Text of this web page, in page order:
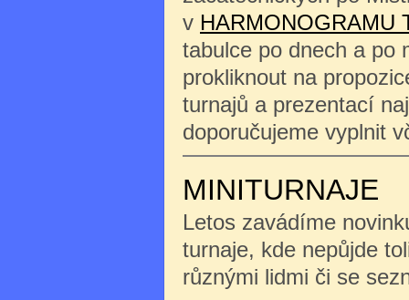
v HARMONOGRAMU
tabulce po dnech a po
prokliknout na
turnajů a prezentací
doporučujeme vyplnit
MINITURNAJE
Letos zavádíme
turnaje, kde nepůjde
různými lidmi či se